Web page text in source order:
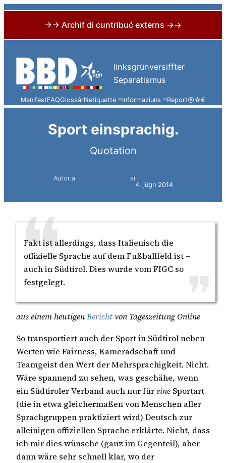
→→ Archif di cuntribuć externs →→
content
linksgrünversiffter
Separatismus
ManifestFAQGlossârNetiquette ≡Informaziuns ≡Report⦿☆€
Sport einsprachig.
Quotation
Autor:a
ai
4. jügn 2014
Fakt ist allerdings, dass Italienisch die
offizielle Sprache auf dem Fußballfeld ist –
auch in Südtirol. Dies wurde vom FIGC so
festgelegt.
aus einem heutigenBerichtvon Tageszeitung Online
So transportiert auch der Sport in Südtirol neben
Werten wie Fairness, Kameradschaft und
Teamgeist den Wert der Mehrsprachigkeit. Nicht.
Wäre spannend zu sehen, was geschähe, wenn
ein Südtiroler Verband auch nur füreine Sportart
(die in etwa gleichermaßen von Menschen aller
Sprachgruppen praktiziert wird) Deutsch zur
alleinigen offiziellen Sprache erklärte. Nicht, dass
ich mir dies wünsche (ganz im Gegenteil), aber
dann wäre sehr schnell klar, wo der